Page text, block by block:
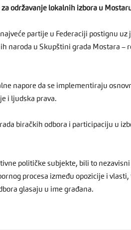
održavanje lokalnih izbora u
partije u Federaciji postignu uz
naroda u Skupštini grada Mostara –
napore da se implementiraju
i ljudska prava.
biračkih odbora i participaciju u
političke subjekte, bili to
procesa između opozicije i
glasaju u ime građana.